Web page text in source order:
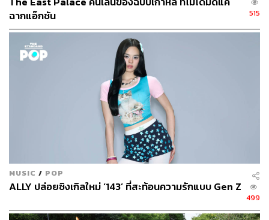
แม้แต่ละ Generation จะคิดต่างกัน แต่ Wisesight Research
พบว่าผู้บริโภคทุกวัยยังพูดถึง 5 เรื่องร่วมกัน ได้แก่ สุขภาพ
กายและใจ, การเงินและความมั่นคง, งานและความหมาย
ของชีวิต, ครอบครัวและความสัมพันธ์ และความสุขเล็กๆ ใน
สิ่งที่ต่างกันคือมุมมองที่แต่ละวัยใช้ตีความ โดย Gen Z มอง
สุขภาพผ่านมิติ Mental Health และ Self-healing, Gen Y ให้
ความสำคัญกับ Work-life Balance และความมั่นคงระยะยาว
ขณะที่ Gen X โฟกัสสุขภาพระยะยาว, การเกษียณ และ
บทบาทดูแลครอบครัว แม้พูดเรื่องเดียวกันแต่ความหมาย
เบื้องหลังต่างกัน
การเข้าใจว่าผู้บริโภคแต่ละ Generation เผชิญแรงกดดัน
ฉากแอ็กชัน
515
MUSIC / POP
ALLY ปล่อยซิงเกิลใหม่ ‘143’ ที่สะท้อนความรักแบบ Gen Z
499